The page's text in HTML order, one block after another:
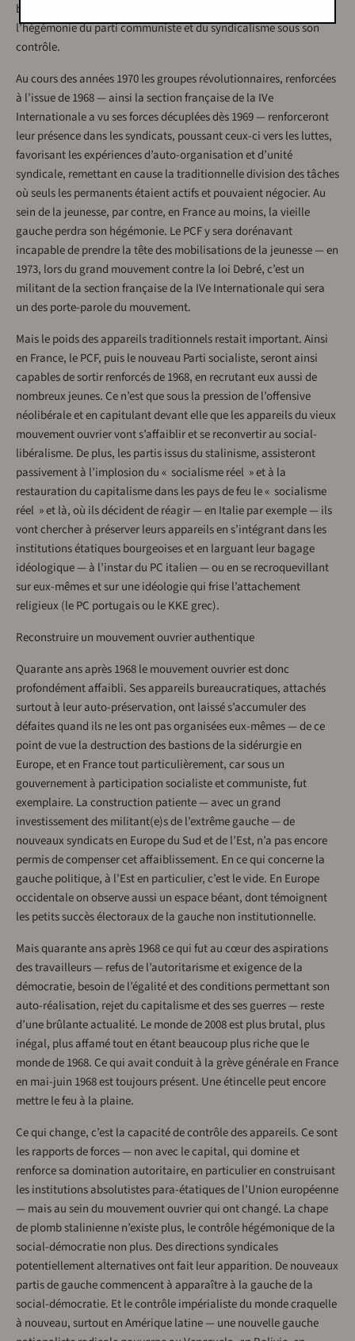
brèches, en particulier chez les jeunes travailleurs, dans
l’hégémonie du parti communiste et du syndicalisme sous son
contrôle.
Au cours des années 1970 les groupes révolutionnaires, renforcées
à l’issue de 1968 — ainsi la section française de la IVe
Internationale a vu ses forces décuplées dès 1969 — renforceront
leur présence dans les syndicats, poussant ceux-ci vers les luttes,
favorisant les expériences d’auto-organisation et d’unité
syndicale, remettant en cause la traditionnelle division des tâches
où seuls les permanents étaient actifs et pouvaient négocier. Au
sein de la jeunesse, par contre, en France au moins, la vieille
gauche perdra son hégémonie. Le PCF y sera dorénavant
incapable de prendre la tête des mobilisations de la jeunesse — en
1973, lors du grand mouvement contre la loi Debré, c’est un
militant de la section française de la IVe Internationale qui sera
un des porte-parole du mouvement.
Mais le poids des appareils traditionnels restait important. Ainsi
en France, le PCF, puis le nouveau Parti socialiste, seront ainsi
capables de sortir renforcés de 1968, en recrutant eux aussi de
nombreux jeunes. Ce n’est que sous la pression de l’offensive
néolibérale et en capitulant devant elle que les appareils du vieux
mouvement ouvrier vont s’affaiblir et se reconvertir au social-
libéralisme. De plus, les partis issus du stalinisme, assisteront
passivement à l’implosion du « socialisme réel » et à la
restauration du capitalisme dans les pays de feu le « socialisme
réel » et là, où ils décident de réagir — en Italie par exemple — ils
vont chercher à préserver leurs appareils en s’intégrant dans les
institutions étatiques bourgeoises et en larguant leur bagage
idéologique — à l’instar du PC italien — ou en se recroquevillant
sur eux-mêmes et sur une idéologie qui frise l’attachement
religieux (le PC portugais ou le KKE grec).
Reconstruire un mouvement ouvrier authentique
Quarante ans après 1968 le mouvement ouvrier est donc
profondément affaibli. Ses appareils bureaucratiques, attachés
surtout à leur auto-préservation, ont laissé s’accumuler des
défaites quand ils ne les ont pas organisées eux-mêmes — de ce
point de vue la destruction des bastions de la sidérurgie en
Europe, et en France tout particulièrement, car sous un
gouvernement à participation socialiste et communiste, fut
exemplaire. La construction patiente — avec un grand
investissement des militant(e)s de l’extrême gauche — de
nouveaux syndicats en Europe du Sud et de l’Est, n’a pas encore
permis de compenser cet affaiblissement. En ce qui concerne la
gauche politique, à l’Est en particulier, c’est le vide. En Europe
occidentale on observe aussi un espace béant, dont témoignent
les petits succès électoraux de la gauche non institutionnelle.
Mais quarante ans après 1968 ce qui fut au cœur des aspirations
des travailleurs — refus de l’autoritarisme et exigence de la
démocratie, besoin de l’égalité et des conditions permettant son
auto-réalisation, rejet du capitalisme et des ses guerres — reste
d’une brûlante actualité. Le monde de 2008 est plus brutal, plus
inégal, plus affamé tout en étant beaucoup plus riche que le
monde de 1968. Ce qui avait conduit à la grève générale en France
en mai-juin 1968 est toujours présent. Une étincelle peut encore
mettre le feu à la plaine.
Ce qui change, c’est la capacité de contrôle des appareils. Ce sont
les rapports de forces — non avec le capital, qui domine et
renforce sa domination autoritaire, en particulier en construisant
les institutions absolutistes para-étatiques de l’Union européenne
— mais au sein du mouvement ouvrier qui ont changé. La chape
de plomb stalinienne n’existe plus, le contrôle hégémonique de la
social-démocratie non plus. Des directions syndicales
potentiellement alternatives ont fait leur apparition. De nouveaux
partis de gauche commencent à apparaître à la gauche de la
social-démocratie. Et le contrôle impérialiste du monde craquelle
à nouveau, surtout en Amérique latine — une nouvelle gauche